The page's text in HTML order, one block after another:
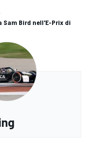
Sam Bird nell'E-Prix di